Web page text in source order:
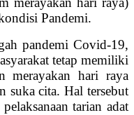
Pandemi.
pandemi Covid-19,
tetap memiliki
merayakan hari raya
suka cita. Hal tersebut
tarian adat